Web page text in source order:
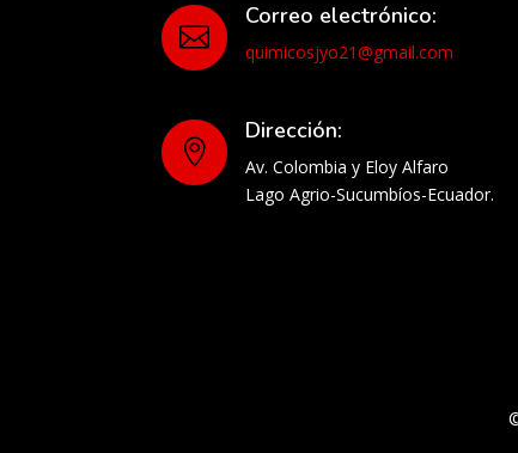

Correo electrónico:
quimicosjyo21@gmail.com

Dirección:
Av. Colombia y Eloy Alfaro
Lago Agrio-Sucumbíos-Ecuador.